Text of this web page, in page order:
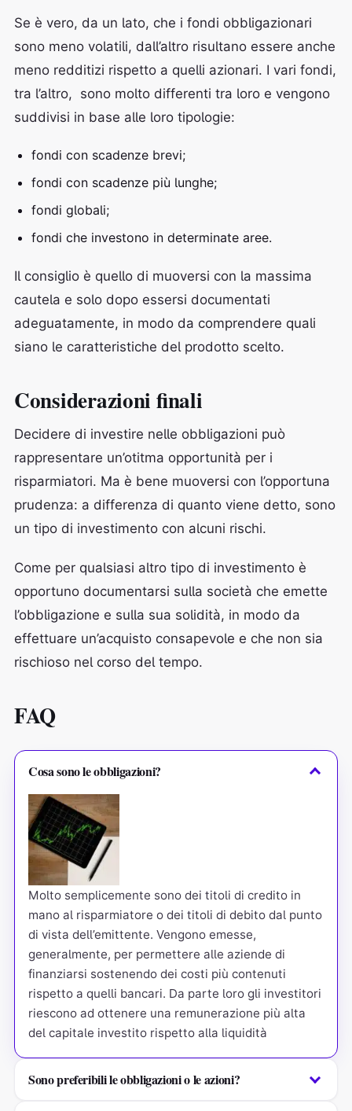
Se è vero, da un lato, che i fondi obbligazionari
sono meno volatili, dall’altro risultano essere anche
meno redditizi rispetto a quelli azionari. I vari fondi,
tra l’altro, sono molto differenti tra loro e vengono
suddivisi in base alle loro tipologie:
fondi con scadenze brevi;
fondi con scadenze più lunghe;
fondi globali;
fondi che investono in determinate aree.
Il consiglio è quello di muoversi con la massima
cautela e solo dopo essersi documentati
adeguatamente, in modo da comprendere quali
siano le caratteristiche del prodotto scelto.
Considerazioni finali
Decidere di investire nelle obbligazioni può
rappresentare un’otitma opportunità per i
risparmiatori. Ma è bene muoversi con l’opportuna
prudenza: a differenza di quanto viene detto, sono
un tipo di investimento con alcuni rischi.
Come per qualsiasi altro tipo di investimento è
opportuno documentarsi sulla società che emette
l’obbligazione e sulla sua solidità, in modo da
effettuare un’acquisto consapevole e che non sia
rischioso nel corso del tempo.
FAQ
Cosa sono le obbligazioni?
Molto semplicemente sono dei titoli di credito in
mano al risparmiatore o dei titoli di debito dal punto
di vista dell’emittente. Vengono emesse,
generalmente, per permettere alle aziende di
finanziarsi sostenendo dei costi più contenuti
rispetto a quelli bancari. Da parte loro gli investitori
riescono ad ottenere una remunerazione più alta
del capitale investito rispetto alla liquidità
Sono preferibili le obbligazioni o le azioni?